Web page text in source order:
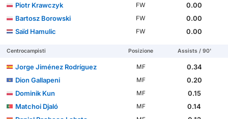
Piotr Krawczyk
FW
0.00
Bartosz Borowski
FW
0.00
Saïd Hamulic
FW 0.00
Centrocampisti Posizione Assists / 90'
Jorge Jiménez Rodríguez MF
0.34
Dion Gallapeni
MF
0.20
Dominik Kun
MF
0.15
Matchoi Djaló
MF
0.14